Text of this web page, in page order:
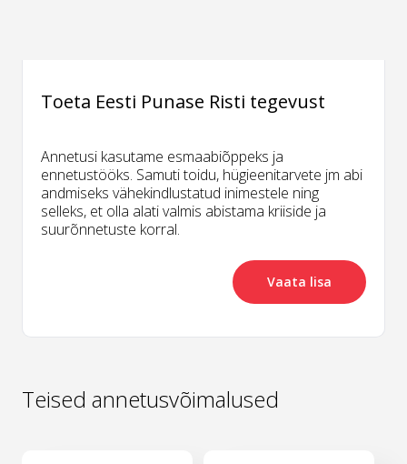
Toeta Eesti Punase Risti tegevust
Annetusi kasutame esmaabiõppeks ja
ennetustööks. Samuti toidu, hügieenitarvete jm abi
andmiseks vähekindlustatud inimestele ning
selleks, et olla alati valmis abistama kriiside ja
suurõnnetuste korral.
Vaata lisa
Teised annetusvõimalused